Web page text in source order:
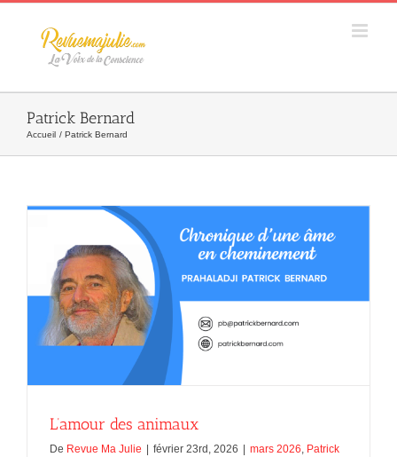
Skip
Patrick Bernard
Accueil Patrick Bernard
L’amour des animaux
De Revue Ma Julie | février 23rd, 2026 | mars 2026 Patrick